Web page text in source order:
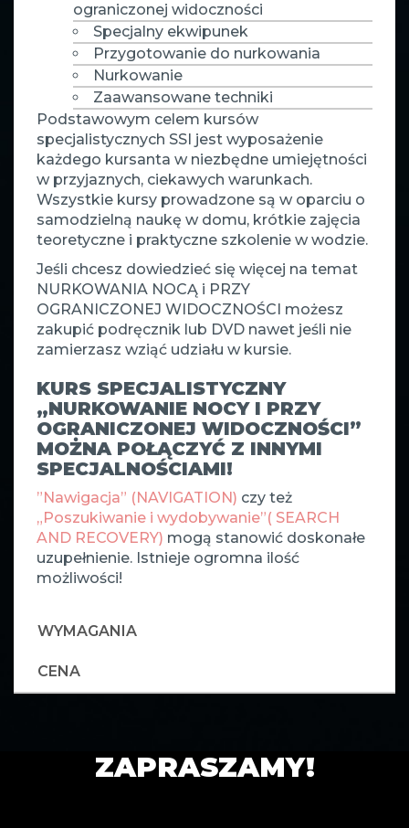
ograniczonej widoczności
Specjalny ekwipunek
Przygotowanie do nurkowania
Nurkowanie
Zaawansowane techniki
Podstawowym celem kursów
specjalistycznych SSI jest wyposażenie
każdego kursanta w niezbędne umiejętności
w przyjaznych, ciekawych warunkach.
Wszystkie kursy prowadzone są w oparciu o
samodzielną naukę w domu, krótkie zajęcia
teoretyczne i praktyczne szkolenie w wodzie.
Jeśli chcesz dowiedzieć się więcej na temat
NURKOWANIA NOCĄ i PRZY
OGRANICZONEJ WIDOCZNOŚCI możesz
zakupić podręcznik lub DVD nawet jeśli nie
zamierzasz wziąć udziału w kursie.
KURS SPECJALISTYCZNY
„NURKOWANIE NOCY I PRZY
OGRANICZONEJ WIDOCZNOŚCI”
MOŻNA POŁĄCZYĆ Z INNYMI
SPECJALNOŚCIAMI!
”Nawigacja” (NAVIGATION) czy też
„Poszukiwanie i wydobywanie”( SEARCH
AND RECOVERY) mogą stanowić doskonałe
uzupełnienie. Istnieje ogromna ilość
możliwości!
WYMAGANIA
CENA
ZAPRASZAMY!